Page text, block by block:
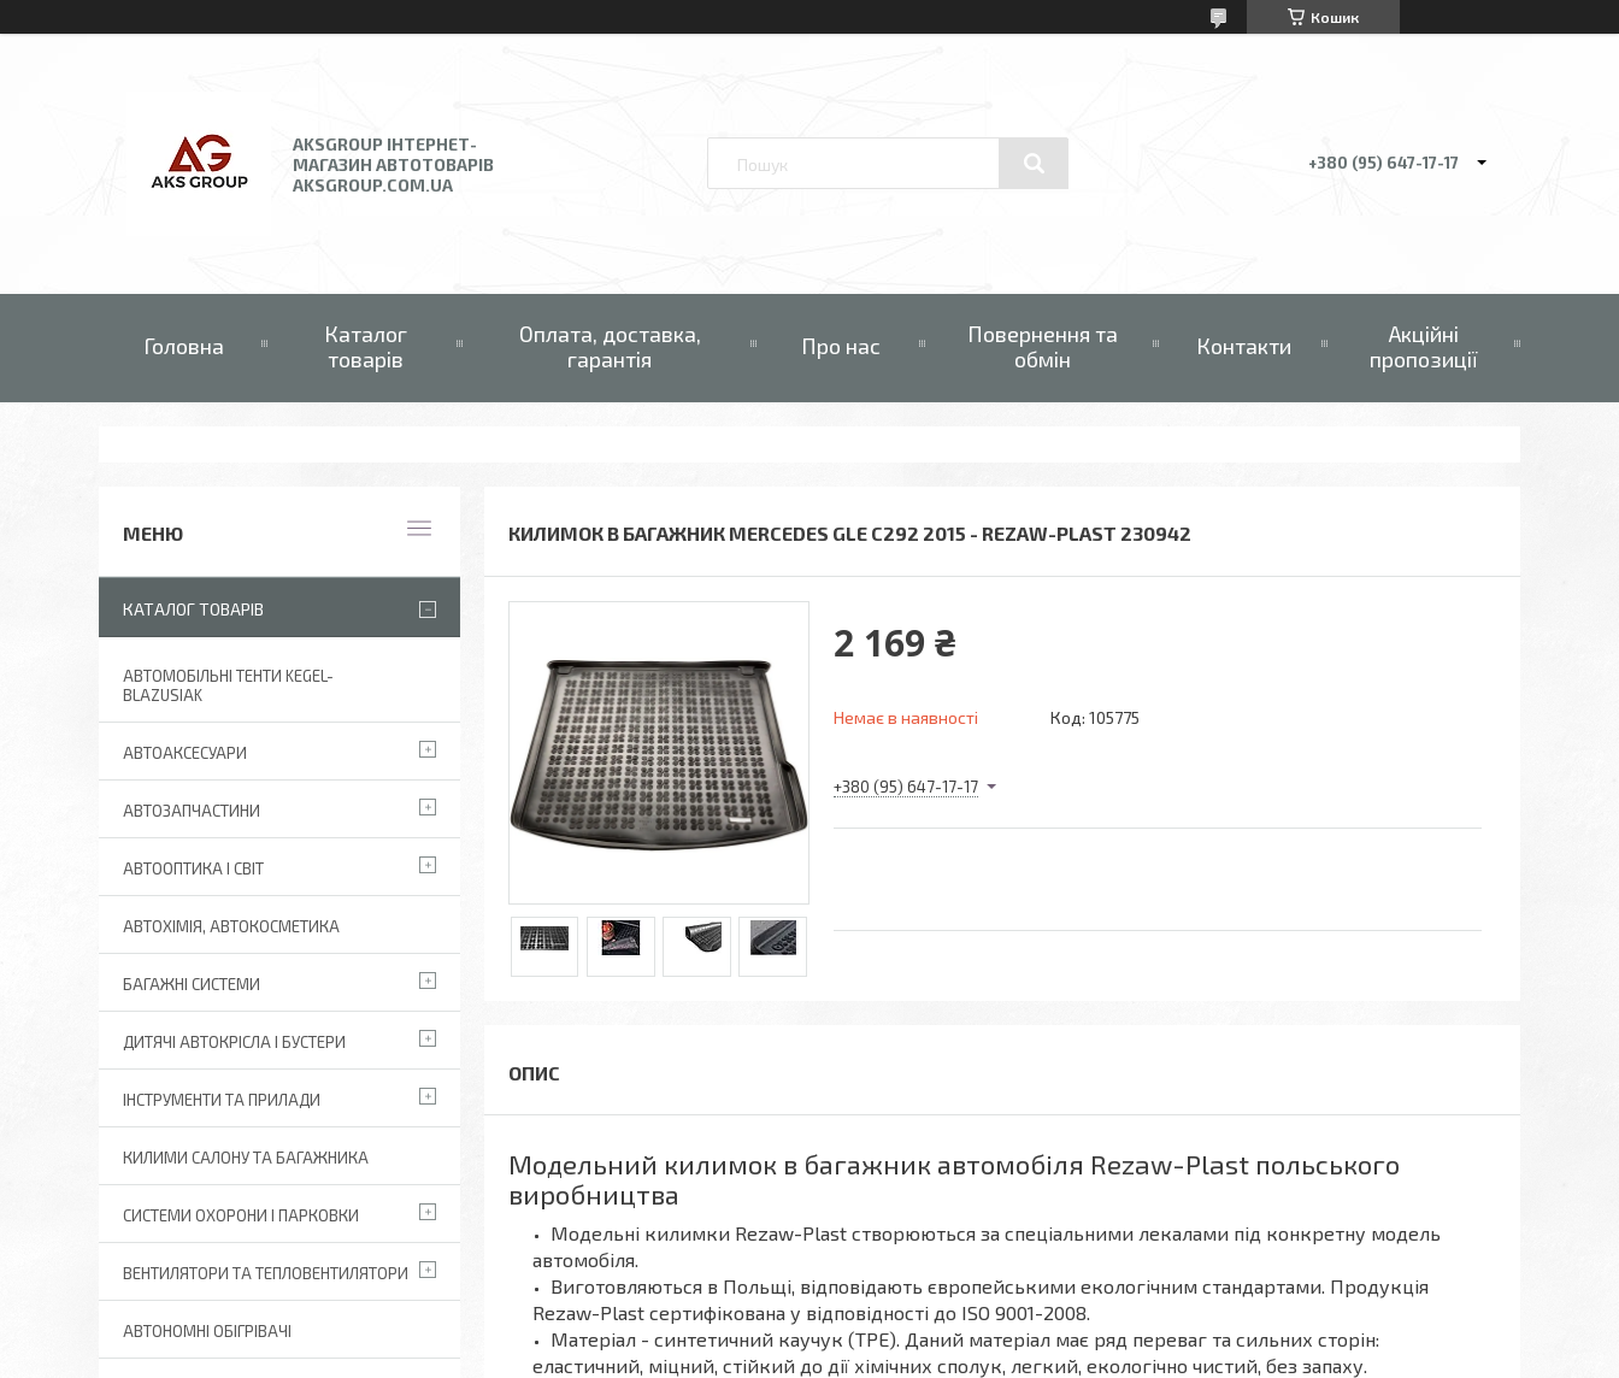
Кошик
AKSGROUP ІНТЕРНЕТ-
МАГАЗИН АВТОТОВАРІВ
AKSGROUP.COM.UA
+380 (95) 647-17-17
Головна
Каталог
товарів
Оплата, доставка,
гарантія
Про нас
Повернення та
обмін
Контакти
Акційні
пропозиції
КИЛИМОК В БАГАЖНИК MERCEDES GLE C292 2015 - REZAW-PLAST 230942
2 169 ₴
Немає в наявності Код: 105775
+380 (95) 647-17-17
Модельний килимок в багажник автомобіля Rezaw-Plast польського
виробництва
Модельні килимки Rezaw-Plast створюються за спеціальними лекалами під конкретну модель
автомобіля.
Виготовляються в Польщі, відповідають європейськими екологічним стандартами. Продукція
Rezaw-Plast сертифікована у відповідності до ISO 9001-2008.
Матеріал - синтетичний каучук (ТРЕ). Даний матеріал має ряд переваг та сильних сторін:
еластичний, міцний, стійкий до дії хімічних сполук, легкий, екологічно чистий, без запаху.
КАТАЛОГ ТОВАРІВ
АВТОМОБІЛЬНІ ТЕНТИ KEGEL-
BLAZUSIAK
АВТОАКСЕСУАРИ
АВТОЗАПЧАСТИНИ
АВТООПТИКА І СВІТ
АВТОХІМІЯ, АВТОКОСМЕТИКА
БАГАЖНІ СИСТЕМИ
ДИТЯЧІ АВТОКРІСЛА І БУСТЕРИ
ІНСТРУМЕНТИ ТА ПРИЛАДИ
КИЛИМИ САЛОНУ ТА БАГАЖНИКА
СИСТЕМИ ОХОРОНИ І ПАРКОВКИ
ВЕНТИЛЯТОРИ ТА ТЕПЛОВЕНТИЛЯТОРИ
АВТОНОМНІ ОБІГРІВАЧІ